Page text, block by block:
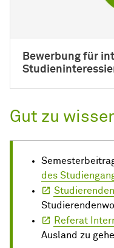
Bewerbung für
Gut zu
des
Referat
Ausland zu